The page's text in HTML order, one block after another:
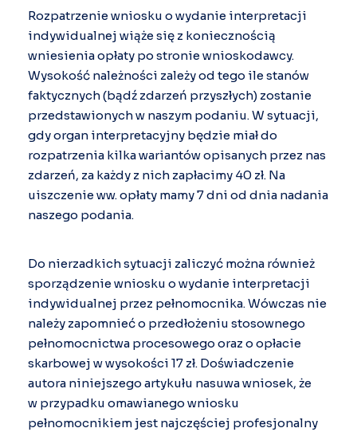
Rozpatrzenie wniosku o wydanie interpretacji
indywidualnej wiąże się z koniecznością
wniesienia opłaty po stronie wnioskodawcy.
Wysokość należności zależy od tego ile stanów
faktycznych (bądź zdarzeń przyszłych) zostanie
przedstawionych w naszym podaniu. W sytuacji,
gdy organ interpretacyjny będzie miał do
rozpatrzenia kilka wariantów opisanych przez nas
zdarzeń, za każdy z nich zapłacimy 40 zł. Na
uiszczenie ww. opłaty mamy 7 dni od dnia nadania
naszego podania.
Do nierzadkich sytuacji zaliczyć można również
sporządzenie wniosku o wydanie interpretacji
indywidualnej przez pełnomocnika. Wówczas nie
należy zapomnieć o przedłożeniu stosownego
pełnomocnictwa procesowego oraz o opłacie
skarbowej w wysokości 17 zł. Doświadczenie
autora niniejszego artykułu nasuwa wniosek, że
w przypadku omawianego wniosku
pełnomocnikiem jest najczęściej profesjonalny